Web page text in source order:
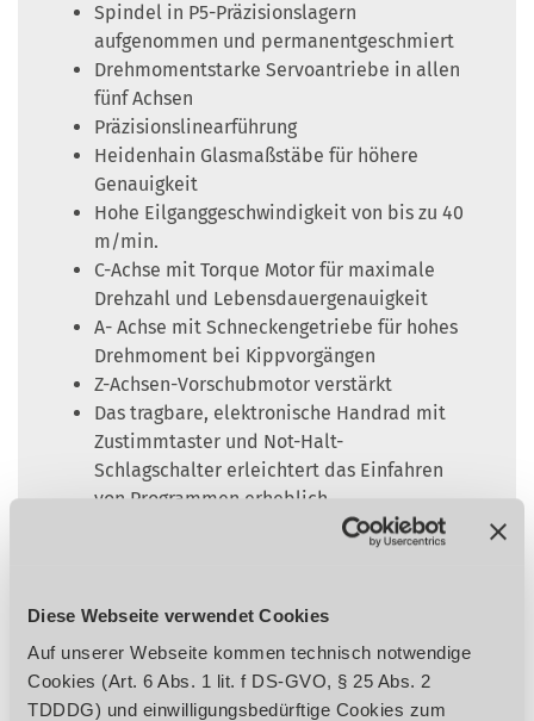
Diese Webseite verwendet Cookies
Auf unserer Webseite kommen technisch notwendige
Cookies (Art. 6 Abs. 1 lit. f DS-GVO, § 25 Abs. 2
TDDDG) und einwilligungsbedürftige Cookies zum
Spindel in P5-Präzisionslagern
aufgenommen und permanentgeschmiert
Drehmomentstarke Servoantriebe in allen
fünf Achsen
Präzisionslinearführung
Heidenhain Glasmaßstäbe für höhere
Genauigkeit
Hohe Eilganggeschwindigkeit von bis zu 40
m/min.
C-Achse mit Torque Motor für maximale
Drehzahl und Lebensdauergenauigkeit
A- Achse mit Schneckengetriebe für hohes
Drehmoment bei Kippvorgängen
Z-Achsen-Vorschubmotor verstärkt
Das tragbare, elektronische Handrad mit
Zustimmtaster und Not-Halt-
Schlagschalter erleichtert das Einfahren
von Programmen erheblich
Werkzeugwechsler-Doppelarmgreifer mit
Kühlmitteleinrichtung mit 380 Liter
Kühlmitteltank mit Spänespülsystem und
Reinigungspistole
Automatische Zentralschmierung